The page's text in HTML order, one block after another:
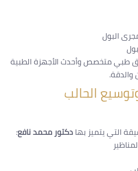
البول
طبي متخصص وأحدث الأجهزة الطبية
والدقة.
الحالب
التي يتميز بهادكتور محمد نافع: